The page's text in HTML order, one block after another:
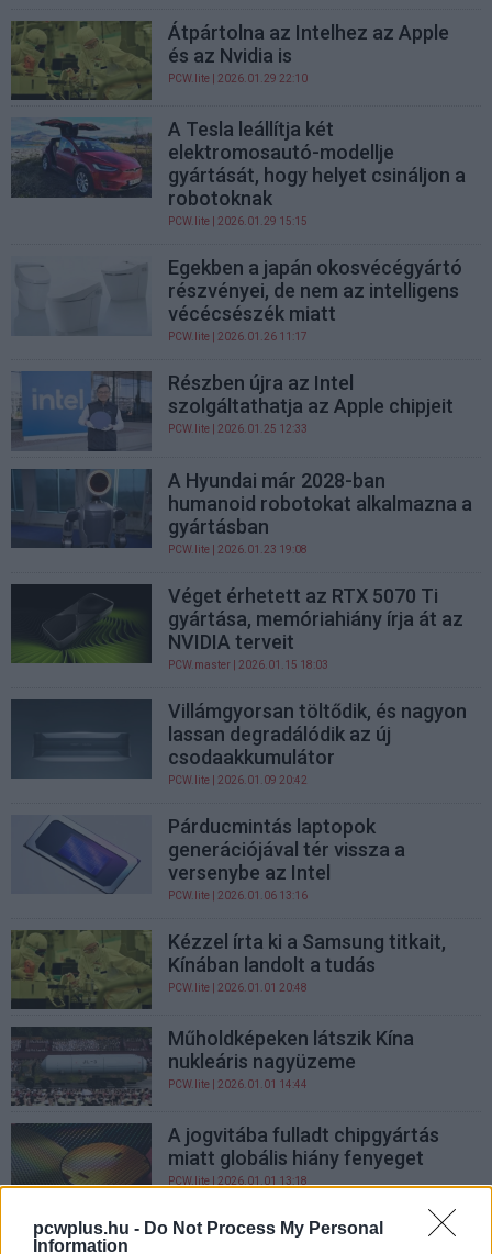
pcwplus.hu - Do Not Process My Personal
Information
Átpártolna az Intelhez az Apple
és az Nvidia is
PCW.lite | 2026.01.29 22:10
A Tesla leállítja két
elektromosautó-modellje
gyártását, hogy helyet csináljon a
robotoknak
PCW.lite | 2026.01.29 15:15
Egekben a japán okosvécégyártó
részvényei, de nem az intelligens
vécécsészék miatt
PCW.lite | 2026.01.26 11:17
Részben újra az Intel
szolgáltathatja az Apple chipjeit
PCW.lite | 2026.01.25 12:33
A Hyundai már 2028-ban
humanoid robotokat alkalmazna a
gyártásban
PCW.lite | 2026.01.23 19:08
Véget érhetett az RTX 5070 Ti
gyártása, memóriahiány írja át az
NVIDIA terveit
PCW.master | 2026.01.15 18:03
Villámgyorsan töltődik, és nagyon
lassan degradálódik az új
csodaakkumulátor
PCW.lite | 2026.01.09 20:42
Párducmintás laptopok
generációjával tér vissza a
versenybe az Intel
PCW.lite | 2026.01.06 13:16
Kézzel írta ki a Samsung titkait,
Kínában landolt a tudás
PCW.lite | 2026.01.01 20:48
Műholdképeken látszik Kína
nukleáris nagyüzeme
PCW.lite | 2026.01.01 14:44
A jogvitába fulladt chipgyártás
miatt globális hiány fenyeget
PCW.lite | 2026.01.01 13:18
Memóriaéhség bénítja a PC-